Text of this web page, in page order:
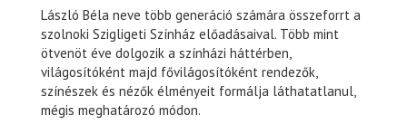
László Béla neve több generáció számára összeforrt a
szolnoki Szigligeti Színház előadásaival. Több mint
ötvenöt éve dolgozik a színházi háttérben,
világosítóként majd fővilágosítóként rendezők,
színészek és nézők élményeit formálja láthatatlanul,
mégis meghatározó módon.